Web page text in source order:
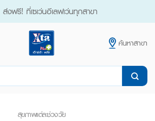
ส่งฟรี! ที่เซเว่นอีเลฟเว่นทุกสาขา
ค้นหาสาขา
สุขภาพแต่ละช่วงวัย